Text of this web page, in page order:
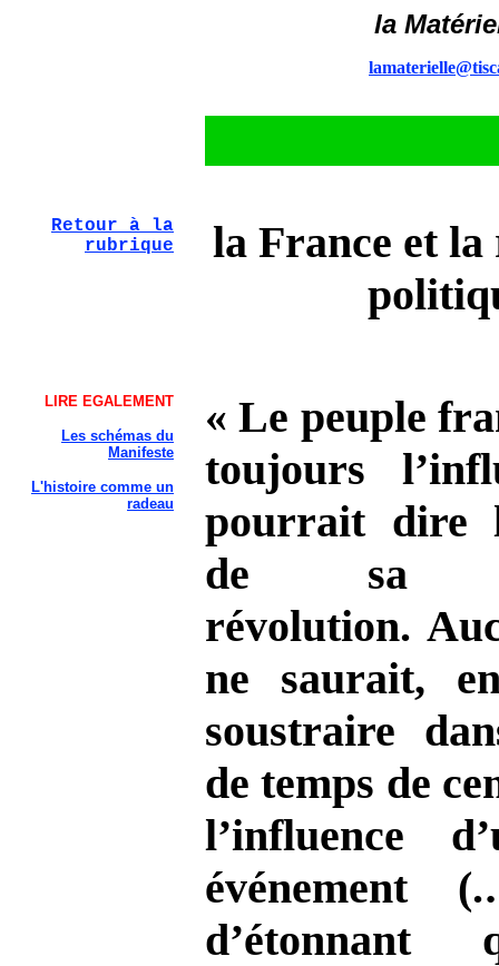
la
Retour à la
rubrique
la France et
« Le peuple
toujours
pourrait dire
de sa
révolution.
ne saurait,
soustraire
de temps de
l’influence
événement
d’étonnant
LIRE EGALEMENT
Les schémas du
Manifeste
L'histoire comme un
radeau